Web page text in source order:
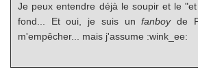
Je peux entendre déjà le soupir et le
fond... Et oui, je suis unfanboyde
m'empêcher... mais j'assume :wink_ee: